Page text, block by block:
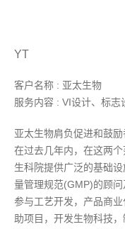
YT
客户名称 : 亚太生物
服务内容 : VI设计、标志
亚太生物肩负促进和鼓
在过去几年内，在这两个
生科院提供广泛的基础
量管理规范(GMP)的顾
参与工艺开发，产品商
助项目，开发生物科技